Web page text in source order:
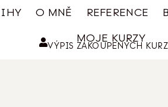
O MNĚ REFERENCE
MOJE KURZY
VÝPIS ZAKOUPENÝCH